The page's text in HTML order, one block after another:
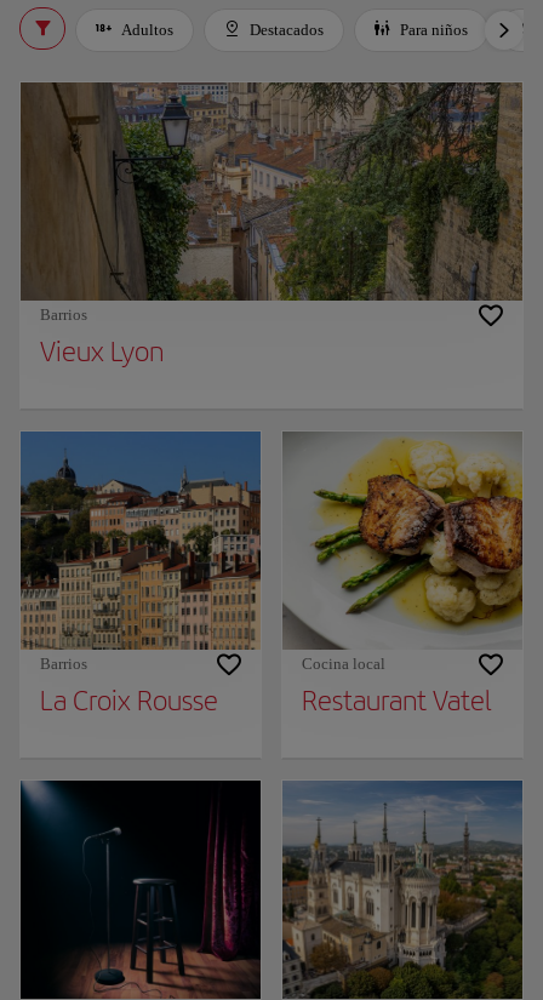
Adultos Destacados Para niños
Barrios
Vieux Lyon
Barrios
La Croix Rousse
Cocina local
Restaurant Vatel